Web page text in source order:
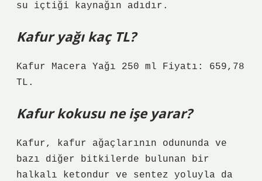
su içtiği kaynağın adıdır.
Kafur yağı kaç TL?
Kafur Macera Yağı 250 ml Fiyatı: 659,78
TL.
Kafur kokusu ne işe yarar?
Kafur, kafur ağaçlarının odununda ve
bazı diğer bitkilerde bulunan bir
halkalı ketondur ve sentez yoluyla da